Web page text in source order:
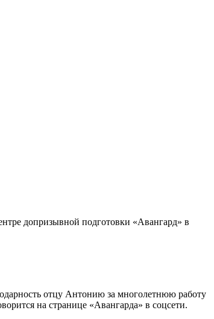
допризывной подготовки «Авангард» в
отцу Антонию за многолетнюю работу
на странице «Авангарда» в соцсети.